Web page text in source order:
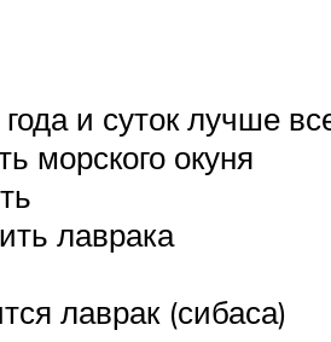
и суток лучше
морского окуня
лаврака
лаврак (сибаса)